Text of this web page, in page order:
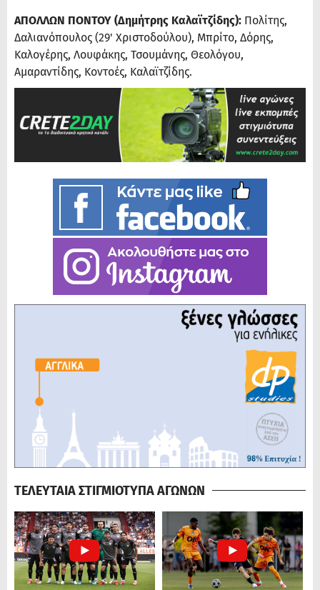
ΑΠΟΛΛΩΝ ΠΟΝΤΟΥ (Δημήτρης Καλαϊτζίδης): Πολίτης,
Δαλιανόπουλος (29' Χριστοδούλου), Μπρίτο, Δόρης,
Καλογέρης, Λουφάκης, Τσουμάνης, Θεολόγου,
Αμαραντίδης, Κοντοές, Καλαϊτζίδης.
ΤΕΛΕΥΤΑΙΑ ΣΤΙΓΜΙΟΤΥΠΑ ΑΓΩΝΩΝ